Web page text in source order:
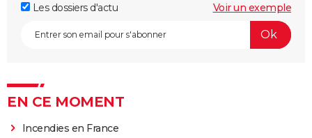
Les dossiers d'actu
Voir un exemple
EN CE MOMENT
Incendies en France